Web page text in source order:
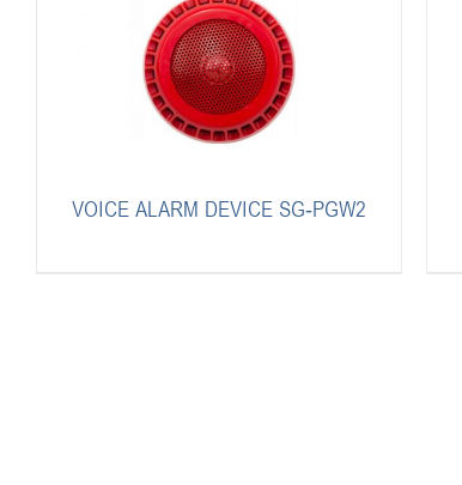
VOICE ALARM DEVICE SG-PGW2